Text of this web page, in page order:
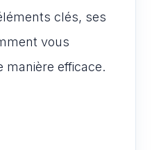
clés, ses
vous
manière efficace.